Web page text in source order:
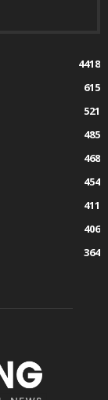
4418
615
521
485
468
454
411
406
364